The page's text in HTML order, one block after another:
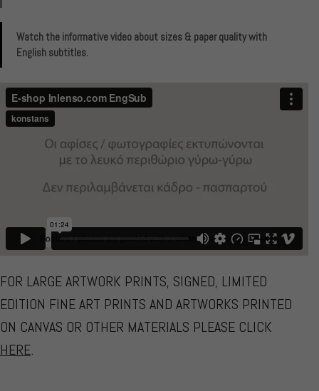
Watch the informative video about sizes & paper quality with
English subtitles.
FOR LARGE ARTWORK PRINTS, SIGNED, LIMITED
EDITION FINE ART PRINTS AND ARTWORKS PRINTED
ON CANVAS OR OTHER MATERIALS PLEASE CLICK
HERE.